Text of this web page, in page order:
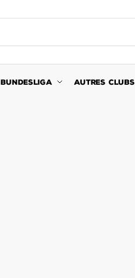
BUNDESLIGA AUTRES CLUBS